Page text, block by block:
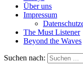
Über uns
Impressum
The Must Listener
Beyond the Waves
Suchen nach: